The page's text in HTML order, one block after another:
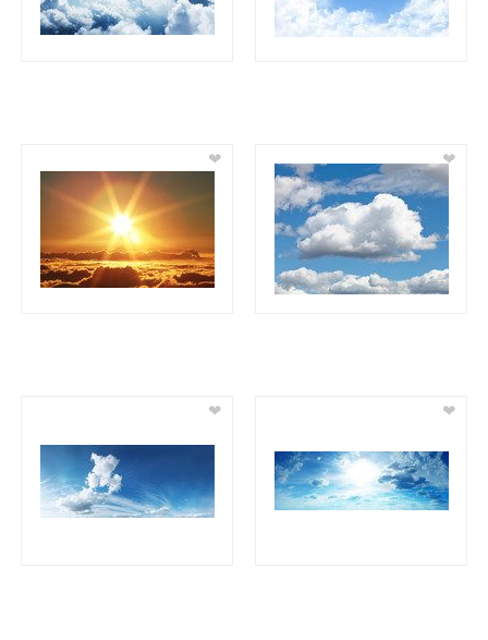
❤ ❤
❤ ❤